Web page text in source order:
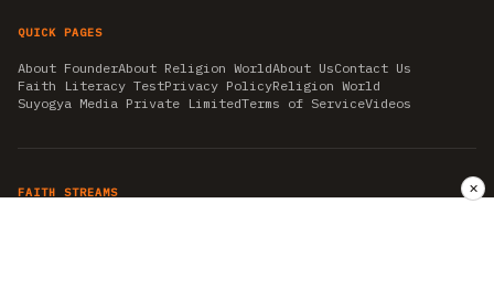
QUICK PAGES
About FounderAbout Religion WorldAbout UsContact Us
Faith Literacy TestPrivacy PolicyReligion World
Suyogya Media Private LimitedTerms of ServiceVideos
FAITH STREAMS ✕